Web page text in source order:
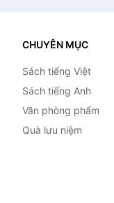
CHUYÊN MỤC
Sách tiếng Việt
Sách tiếng Anh
Văn phòng phẩm
Quà lưu niệm